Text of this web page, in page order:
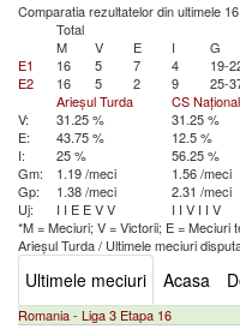
Comparatia rezultatelor din ultimele
Total
M
V E I G
E1
16 5 7 4 19-
E2
16 5 2 9 25-
Arieșul Turda
CS
V:
31.25 % 31.25 %
E:
43.75 % 12.5 %
I:
25 % 56.25 %
Gm:
1.19 /meci 1.56 /meci
Gp:
1.38 /meci 2.31 /meci
Uj:
I I E EVV I I V I I V
*M = Meciuri; V = Victorii; E = Meciuri
Arieșul Turda/ Ultimele meciuri
Ultimele meciuri Acasa
Romania - Liga 3 Etapa 16